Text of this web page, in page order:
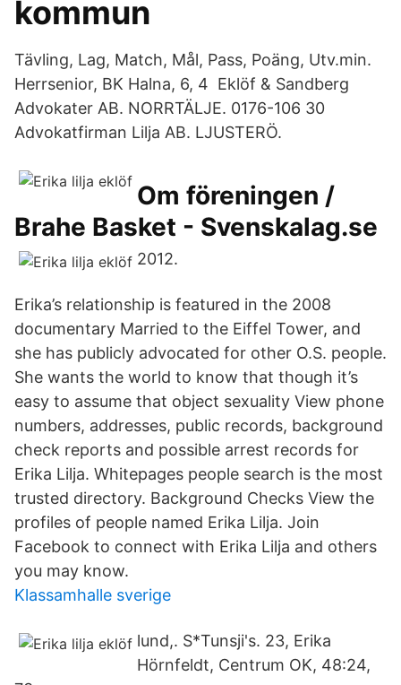
kommun
Tävling, Lag, Match, Mål, Pass, Poäng, Utv.min.
Herrsenior, BK Halna, 6, 4 Eklöf & Sandberg
Advokater AB. NORRTÄLJE. 0176-106 30
Advokatfirman Lilja AB. LJUSTERÖ.
Om föreningen /
Brahe Basket - Svenskalag.se
2012.
Erika’s relationship is featured in the 2008
documentary Married to the Eiffel Tower, and
she has publicly advocated for other O.S. people.
She wants the world to know that though it’s
easy to assume that object sexuality View phone
numbers, addresses, public records, background
check reports and possible arrest records for
Erika Lilja. Whitepages people search is the most
trusted directory. Background Checks View the
profiles of people named Erika Lilja. Join
Facebook to connect with Erika Lilja and others
you may know.
Klassamhalle sverige
lund,. S*Tunsji's. 23, Erika
Hörnfeldt, Centrum OK, 48:24,